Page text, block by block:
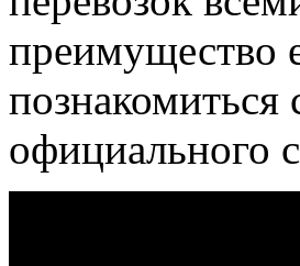
преимущество
официального